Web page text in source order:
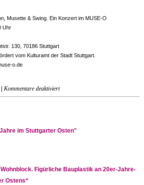
Musette & Swing. Ein Konzert im MUSE-O
Uhr
130, 70186 Stuttgart
vom Kulturamt der Stadt Stuttgart.
o.de
Kommentare deaktiviertfür
Musik
im Stuttgarter Osten"
Figürliche Bauplastik an 20er-Jahre-
Ostens“